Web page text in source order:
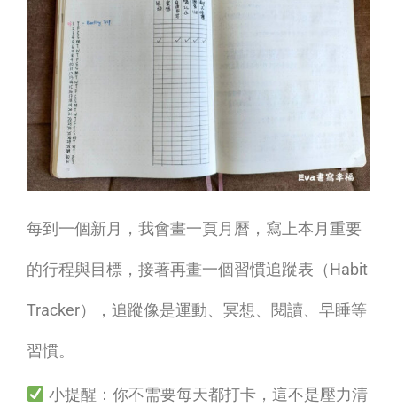
每到一個新月，我會畫一頁月曆，寫上本月重要
的行程與目標，接著再畫一個習慣追蹤表（Habit
Tracker），追蹤像是運動、冥想、閱讀、早睡等
習慣。
小提醒：你不需要每天都打卡，這不是壓力清